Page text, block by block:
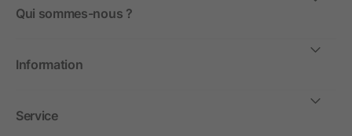
Qui sommes-nous ?
Information
Service